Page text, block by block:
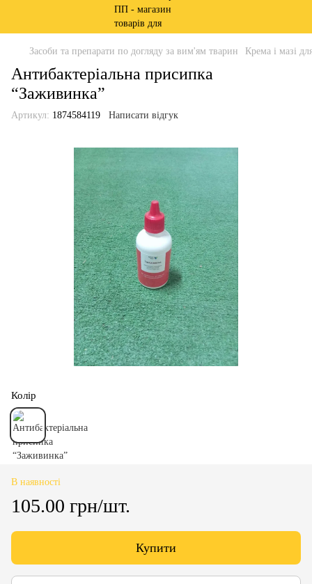
Засоби та препарати по догляду за вим'ям тварин Крема і мазі
Антибактеріальна присипка
“Заживинка”
Артикул: 1874584119 Написати відгук
Колір
В наявності
105.00 грн/шт.
Купити